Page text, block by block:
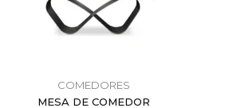
COMEDORES
MESA DE COMEDOR